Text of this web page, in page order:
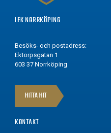
IFK NORRKÖPING
Besöks- och postadress:
Ektorpsgatan 1
603 37 Norrköping
HITTA HIT
KONTAKT